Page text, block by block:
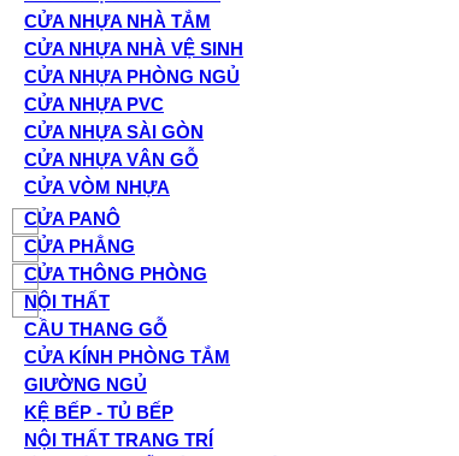
CỬA NHỰA NHÀ TẮM
CỬA NHỰA NHÀ VỆ SINH
CỬA NHỰA PHÒNG NGỦ
CỬA NHỰA PVC
CỬA NHỰA SÀI GÒN
CỬA NHỰA VÂN GỖ
CỬA VÒM NHỰA
CỬA PANÔ
CỬA PHẲNG
CỬA THÔNG PHÒNG
NỘI THẤT
CẦU THANG GỖ
CỬA KÍNH PHÒNG TẮM
GIƯỜNG NGỦ
KỆ BẾP - TỦ BẾP
NỘI THẤT TRANG TRÍ